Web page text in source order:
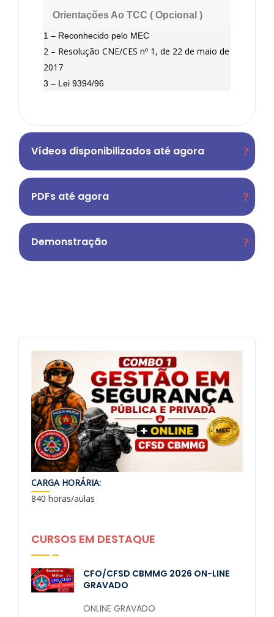
Orientações Ao TCC ( Opcional )
1 – Reconhecido pelo MEC
2 – Resolução CNE/CES nº 1, de 22 de maio de
2017
3 – Lei 9394/96
Vídeos disponibilizados até agora
PDFs até agora
Demonstração
CARGA HORÁRIA:
840 horas/aulas
CURSOS EM DESTAQUE
CFO/CFSD CBMMG 2026 ON-LINE
GRAVADO
ONLINE GRAVADO